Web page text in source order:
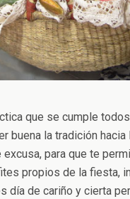
que se cumple
buena la tradición hacia
excusa, para que te
propios de la fiesta,
día de cariño y cierta